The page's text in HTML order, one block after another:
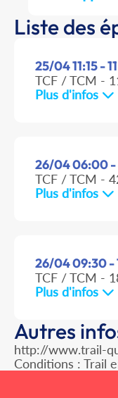
Liste des
25/04 11:15 -
TCF / TCM -
Plus d'infos
26/04 06:00 -
TCF / TCM -
Plus d'infos
26/04 09:30 -
TCF / TCM -
Plus d'infos
Autres
http://www.trail-
Conditions : Trail